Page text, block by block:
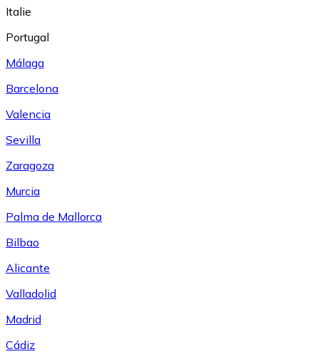
Italie
Portugal
Málaga
Barcelona
Valencia
Sevilla
Zaragoza
Murcia
Palma de Mallorca
Bilbao
Alicante
Valladolid
Madrid
Cádiz